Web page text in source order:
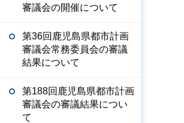
審議会の開催について
第36回鹿児島県都市計画
審議会常務委員会の審議
結果について
第188回鹿児島県都市計画
審議会の審議結果につい
て